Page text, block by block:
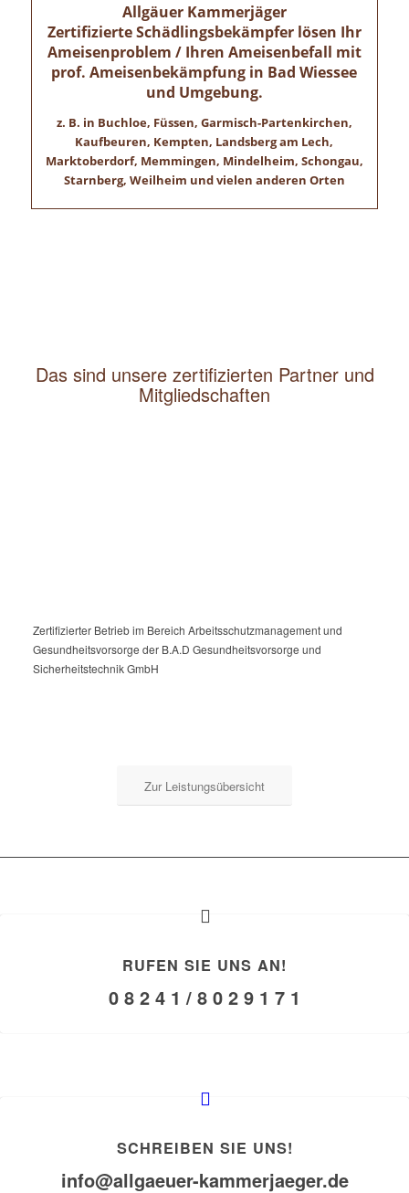
Allgäuer Kammerjäger
Zertifizierte Schädlingsbekämpfer lösen Ihr
Ameisenproblem / Ihren Ameisenbefall mit
prof. Ameisenbekämpfung in Bad Wiessee
und Umgebung.
z. B. in Buchloe, Füssen, Garmisch-Partenkirchen,
Kaufbeuren, Kempten, Landsberg am Lech,
Marktoberdorf, Memmingen, Mindelheim, Schongau,
Starnberg, Weilheim und vielen anderen Orten
Das sind unsere zertifizierten Partner und
Mitgliedschaften
Zertifizierter Betrieb im Bereich Arbeitsschutzmanagement und
Gesundheitsvorsorge der B.A.D Gesundheitsvorsorge und
Sicherheitstechnik GmbH
Zur Leistungsübersicht
RUFEN SIE UNS AN!
0 8 2 4 1 / 8 0 2 9 1 7 1
SCHREIBEN SIE UNS!
info@allgaeuer-kammerjaeger.de